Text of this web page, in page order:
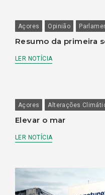
Açores Opinião
Resumo da primeira
LER NOTÍCIA
Açores Alterações
Elevar o mar
LER NOTÍCIA